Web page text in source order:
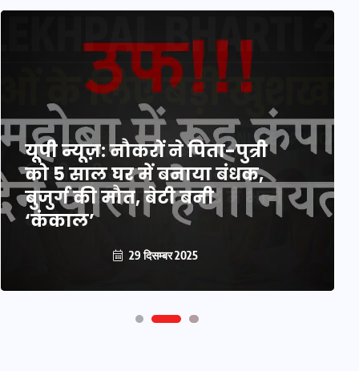
यूपी लेखपाल भर्ती: ओबीसी को
मिली बड़ी राहत, 2158 पदों पर
बंपर वैकेंसी, जनरल कोटे में भारी
कटौती
29 दिसम्बर 2025